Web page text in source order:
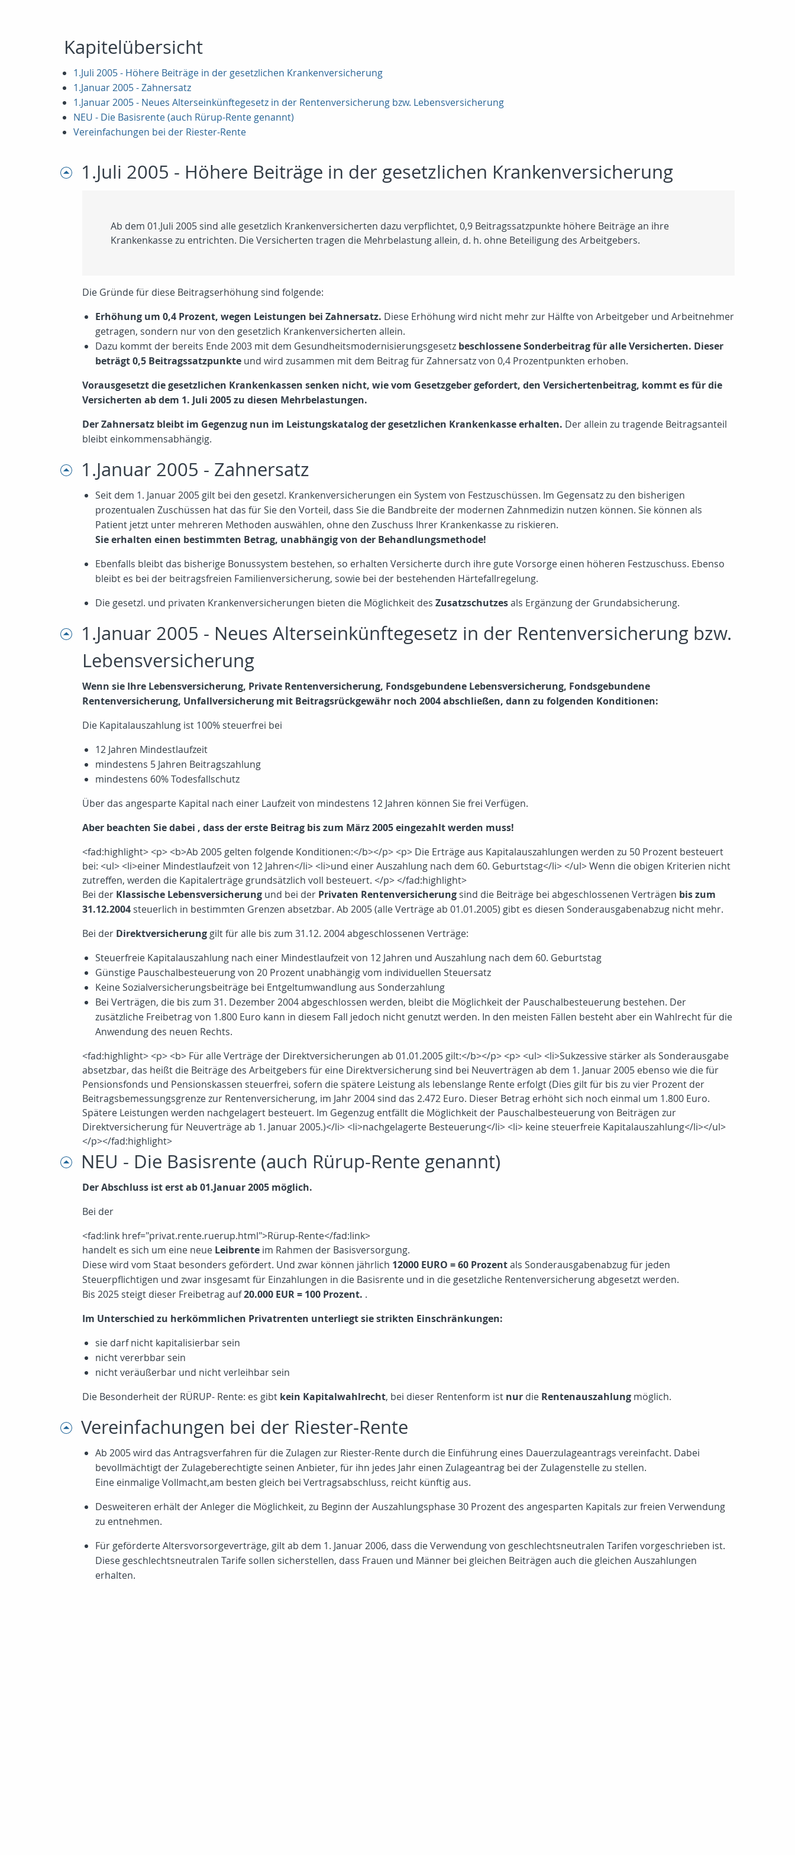
Kapitelübersicht
1.Juli 2005 - Höhere Beiträge in der gesetzlichen Krankenversicherung
1.Januar 2005 - Zahnersatz
1.Januar 2005 - Neues Alterseinkünftegesetz in der Rentenversicherung bzw. Lebensversicherung
NEU - Die Basisrente (auch Rürup-Rente genannt)
Vereinfachungen bei der Riester-Rente
1.Juli 2005 - Höhere Beiträge in der gesetzlichen Krankenversicherung
Ab dem 01.Juli 2005 sind alle gesetzlich Krankenversicherten dazu verpflichtet, 0,9 Beitragssatzpunkte höhere Beiträge an ihre
Krankenkasse zu entrichten. Die Versicherten tragen die Mehrbelastung allein, d. h. ohne Beteiligung des Arbeitgebers.
Die Gründe für diese Beitragserhöhung sind folgende:
Erhöhung um 0,4 Prozent, wegen Leistungen bei Zahnersatz. Diese Erhöhung wird nicht mehr zur Hälfte von Arbeitgeber und Arbeitnehmer
getragen, sondern nur von den gesetzlich Krankenversicherten allein.
Dazu kommt der bereits Ende 2003 mit dem Gesundheitsmodernisierungsgesetz beschlossene Sonderbeitrag für alle Versicherten. Dieser
beträgt 0,5 Beitragssatzpunkte und wird zusammen mit dem Beitrag für Zahnersatz von 0,4 Prozentpunkten erhoben.
Vorausgesetzt die gesetzlichen Krankenkassen senken nicht, wie vom Gesetzgeber gefordert, den Versichertenbeitrag, kommt es für die
Versicherten ab dem 1. Juli 2005 zu diesen Mehrbelastungen.
Der Zahnersatz bleibt im Gegenzug nun im Leistungskatalog der gesetzlichen Krankenkasse erhalten. Der allein zu tragende Beitragsanteil
bleibt einkommensabhängig.
1.Januar 2005 - Zahnersatz
Seit dem 1. Januar 2005 gilt bei den gesetzl. Krankenversicherungen ein System von Festzuschüssen. Im Gegensatz zu den bisherigen
prozentualen Zuschüssen hat das für Sie den Vorteil, dass Sie die Bandbreite der modernen Zahnmedizin nutzen können. Sie können als
Patient jetzt unter mehreren Methoden auswählen, ohne den Zuschuss Ihrer Krankenkasse zu riskieren.
Sie erhalten einen bestimmten Betrag, unabhängig von der Behandlungsmethode!
Ebenfalls bleibt das bisherige Bonussystem bestehen, so erhalten Versicherte durch ihre gute Vorsorge einen höheren Festzuschuss. Ebenso
bleibt es bei der beitragsfreien Familienversicherung, sowie bei der bestehenden Härtefallregelung.
Die gesetzl. und privaten Krankenversicherungen bieten die Möglichkeit des Zusatzschutzesals Ergänzung der Grundabsicherung.
1.Januar 2005 - Neues Alterseinkünftegesetz in der Rentenversicherung bzw.
Lebensversicherung
Wenn sie Ihre Lebensversicherung, Private Rentenversicherung, Fondsgebundene Lebensversicherung, Fondsgebundene
Rentenversicherung, Unfallversicherung mit Beitragsrückgewähr noch 2004 abschließen, dann zu folgenden Konditionen:
Die Kapitalauszahlung ist 100% steuerfrei bei
12 Jahren Mindestlaufzeit
mindestens 5 Jahren Beitragszahlung
mindestens 60% Todesfallschutz
Über das angesparte Kapital nach einer Laufzeit von mindestens 12 Jahren können Sie frei Verfügen.
Aber beachten Sie dabei , dass der erste Beitrag bis zum März 2005 eingezahlt werden muss!
<fad:highlight> <p> <b>Ab 2005 gelten folgende Konditionen:</b></p> <p> Die Erträge aus Kapitalauszahlungen werden zu 50 Prozent besteuert
bei: <ul> <li>einer Mindestlaufzeit von 12 Jahren</li> <li>und einer Auszahlung nach dem 60. Geburtstag</li> </ul> Wenn die obigen Kriterien nicht
zutreffen, werden die Kapitalerträge grundsätzlich voll besteuert. </p> </fad:highlight>
Bei der Klassische Lebensversicherung und bei der Privaten Rentenversicherung sind die Beiträge bei abgeschlossenen Verträgen bis zum
31.12.2004 steuerlich in bestimmten Grenzen absetzbar. Ab 2005 (alle Verträge ab 01.01.2005) gibt es diesen Sonderausgabenabzug nicht mehr.
Bei der Direktversicherung gilt für alle bis zum 31.12. 2004 abgeschlossenen Verträge:
Steuerfreie Kapitalauszahlung nach einer Mindestlaufzeit von 12 Jahren und Auszahlung nach dem 60. Geburtstag
Günstige Pauschalbesteuerung von 20 Prozent unabhängig vom individuellen Steuersatz
Keine Sozialversicherungsbeiträge bei Entgeltumwandlung aus Sonderzahlung
Bei Verträgen, die bis zum 31. Dezember 2004 abgeschlossen werden, bleibt die Möglichkeit der Pauschalbesteuerung bestehen. Der
zusätzliche Freibetrag von 1.800 Euro kann in diesem Fall jedoch nicht genutzt werden. In den meisten Fällen besteht aber ein Wahlrecht für die
Anwendung des neuen Rechts.
<fad:highlight> <p> <b> Für alle Verträge der Direktversicherungen ab 01.01.2005 gilt:</b></p> <p> <ul> <li>Sukzessive stärker als Sonderausgabe
absetzbar, das heißt die Beiträge des Arbeitgebers für eine Direktversicherung sind bei Neuverträgen ab dem 1. Januar 2005 ebenso wie die für
Pensionsfonds und Pensionskassen steuerfrei, sofern die spätere Leistung als lebenslange Rente erfolgt (Dies gilt für bis zu vier Prozent der
Beitragsbemessungsgrenze zur Rentenversicherung, im Jahr 2004 sind das 2.472 Euro. Dieser Betrag erhöht sich noch einmal um 1.800 Euro.
Spätere Leistungen werden nachgelagert besteuert. Im Gegenzug entfällt die Möglichkeit der Pauschalbesteuerung von Beiträgen zur
Direktversicherung für Neuverträge ab 1. Januar 2005.)</li> <li>nachgelagerte Besteuerung</li> <li> keine steuerfreie Kapitalauszahlung</li></ul>
</p></fad:highlight>
NEU - Die Basisrente (auch Rürup-Rente genannt)
Der Abschluss ist erst ab 01.Januar 2005 möglich.
Bei der
<fad:link href="privat.rente.ruerup.html">Rürup-Rente</fad:link>
handelt es sich um eine neue Leibrente im Rahmen der Basisversorgung.
Diese wird vom Staat besonders gefördert. Und zwar können jährlich 12000 EURO = 60 Prozentals Sonderausgabenabzug für jeden
Steuerpflichtigen und zwar insgesamt für Einzahlungen in die Basisrente und in die gesetzliche Rentenversicherung abgesetzt werden.
Bis 2025 steigt dieser Freibetrag auf20.000 EUR = 100 Prozent. .
Im Unterschied zu herkömmlichen Privatrenten unterliegt sie strikten Einschränkungen:
sie darf nicht kapitalisierbar sein
nicht vererbbar sein
nicht veräußerbar und nicht verleihbar sein
Die Besonderheit der RÜRUP- Rente: es gibt kein Kapitalwahlrecht, bei dieser Rentenform ist nur die Rentenauszahlung möglich.
Vereinfachungen bei der Riester-Rente
Ab 2005 wird das Antragsverfahren für die Zulagen zur Riester-Rente durch die Einführung eines Dauerzulageantrags vereinfacht. Dabei
bevollmächtigt der Zulageberechtigte seinen Anbieter, für ihn jedes Jahr einen Zulageantrag bei der Zulagenstelle zu stellen.
Eine einmalige Vollmacht,am besten gleich bei Vertragsabschluss, reicht künftig aus.
Desweiteren erhält der Anleger die Möglichkeit, zu Beginn der Auszahlungsphase 30 Prozent des angesparten Kapitals zur freien Verwendung
zu entnehmen.
Für geförderte Altersvorsorgeverträge, gilt ab dem 1. Januar 2006, dass die Verwendung von geschlechtsneutralen Tarifen vorgeschrieben ist.
Diese geschlechtsneutralen Tarife sollen sicherstellen, dass Frauen und Männer bei gleichen Beiträgen auch die gleichen Auszahlungen
erhalten.